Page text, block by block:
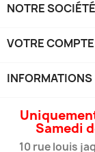
NOTRE SOCIÉTÉ
VOTRE COMPTE
INFORMATIONS
Samedi
10 rue louis